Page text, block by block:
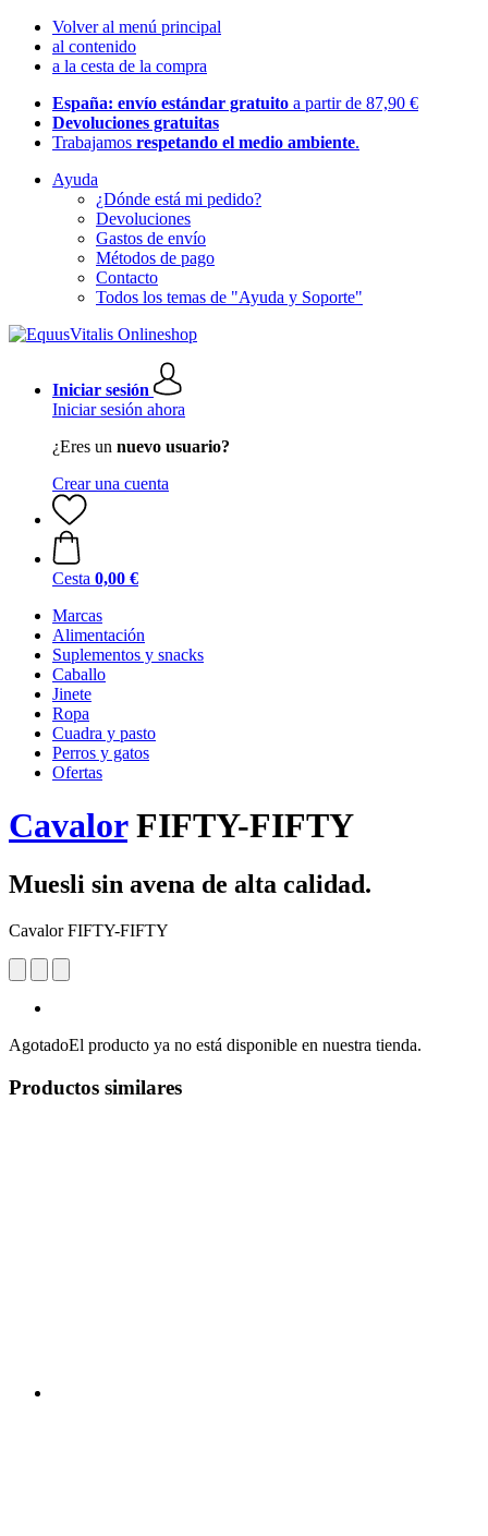
Volver al menú principal
al contenido
a la cesta de la compra
España: envío estándar gratuito a partir de 87,90 €
Devoluciones gratuitas
Trabajamos respetando el medio ambiente.
Ayuda
¿Dónde está mi pedido?
Devoluciones
Gastos de envío
Métodos de pago
Contacto
Todos los temas de "Ayuda y Soporte"
Iniciar sesión
Iniciar sesión ahora
¿Eres un nuevo usuario?
Crear una cuenta
Cesta 0,00 €
Marcas
Alimentación
Suplementos y snacks
Caballo
Jinete
Ropa
Cuadra y pasto
Perros y gatos
Ofertas
CavalorFIFTY-FIFTY
Muesli sin avena de alta calidad.
Cavalor FIFTY-FIFTY
AgotadoEl producto ya no está disponible en nuestra tienda.
Productos similares